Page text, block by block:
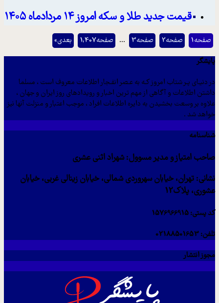
قیمت جدید طلا و سکه امروز ۱۴ مردادماه ۱۴۰۵
صفحه1 صفحه2 صفحه3
… صفحه1,407 بعدی»
پایشگر
در دنیـای پـر شتاب امروز کـه به عـصر انفـجار اطلاعات معروف است ، مسلما
داشتن اطلاعات و آگاهی از مهم ترین اخبار و رویدادهای روز ایران و جهان ،
علاوه بر وسعت بخشیدن به دایره اطلاعات افراد ، موجب اعتبار و منزلت آنها نیز
خواهد شد .
شناسنامه
صاحب امتیاز و مدیر مسوول: شهراد اثنی عشری
نشانی: تهران، خیابان سهروردی شمالی، خیابان زینالی غربی، خیابان
عشوری، پلاک12
کد پستی: 1576966915
تلفن: 02188501653
مجوز انتشار